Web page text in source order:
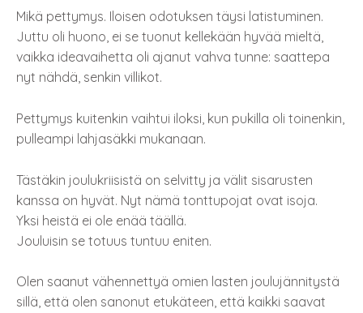
Mikä pettymys. Iloisen odotuksen täysi latistuminen.
Juttu oli huono, ei se tuonut kellekään hyvää mieltä,
vaikka ideavaihetta oli ajanut vahva tunne: saattepa
nyt nähdä, senkin villikot.
Pettymys kuitenkin vaihtui iloksi, kun pukilla oli toinenkin,
pulleampi lahjasäkki mukanaan.
Tästäkin joulukriisistä on selvitty ja välit sisarusten
kanssa on hyvät. Nyt nämä tonttupojat ovat isoja.
Yksi heistä ei ole enää täällä.
Jouluisin se totuus tuntuu eniten.
Olen saanut vähennettyä omien lasten joulujännitystä
sillä, että olen sanonut etukäteen, että kaikki saavat